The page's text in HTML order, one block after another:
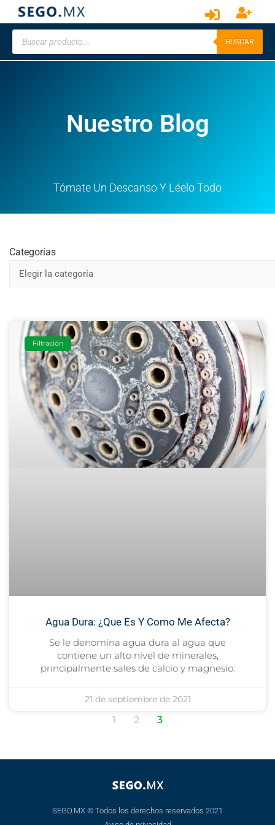
BUSCAR
Nuestro Blog
Tómate Un Descanso Y Léelo Todo
Categorías
Filtración
Agua Dura: ¿Que Es Y Como Me Afecta?
Se le denomina agua dura al agua que
contiene un alto nivel de minerales,
principalmente sales de calcio y magnesio.
21 de septiembre de 2021
1 2 3
SEGO.MX © Todos los derechos reservados 2021